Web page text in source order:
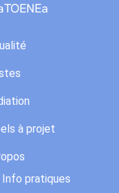
à projet
Info pratiques